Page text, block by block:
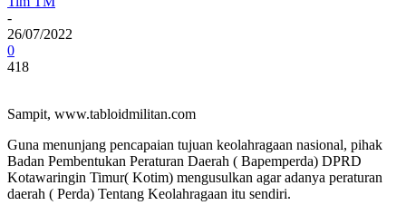
-
26/07/2022
0
418
Sampit, www.tabloidmilitan.com
Guna menunjang pencapaian tujuan keolahragaan nasional, pihak
Badan Pembentukan Peraturan Daerah ( Bapemperda) DPRD
Kotawaringin Timur( Kotim) mengusulkan agar adanya peraturan
daerah ( Perda) Tentang Keolahragaan itu sendiri.